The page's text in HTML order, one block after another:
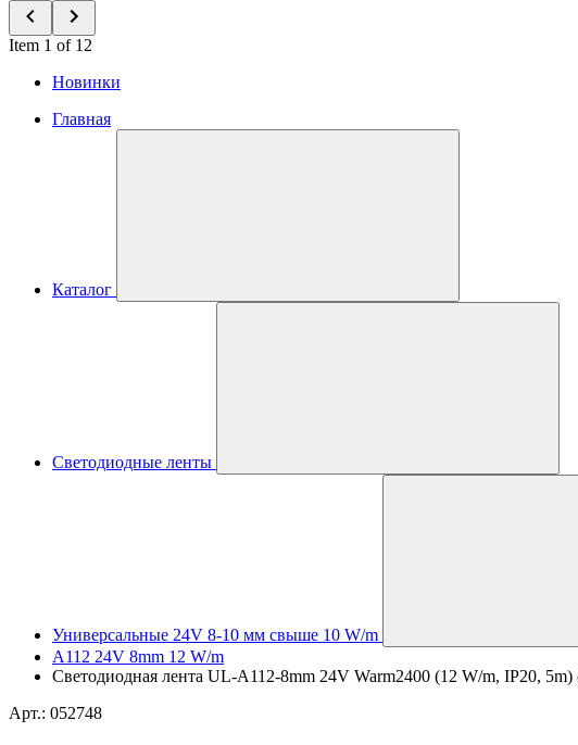
Item 1 of 12
Новинки
Главная
Каталог
Светодиодные ленты
Универсальные 24V 8-10 мм свыше 10 W/m
A112 24V 8mm 12 W/m
Светодиодная лента UL-A112-8mm 24V Warm2400 (12 W/m, IP20,
Арт.: 052748